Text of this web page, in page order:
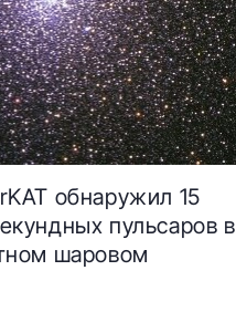
обнаружил 15
пульсаров в
шаровом